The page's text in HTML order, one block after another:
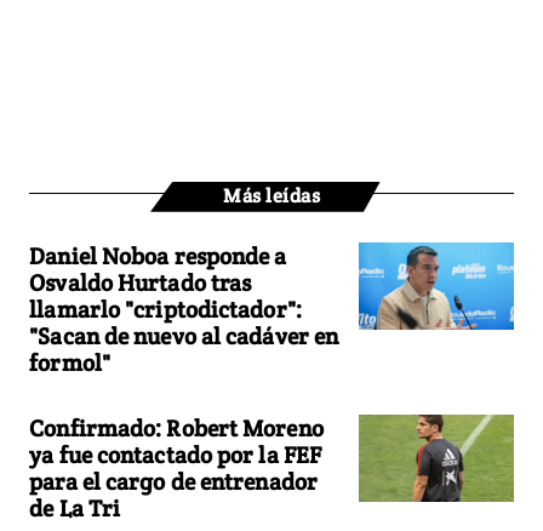
Más leídas
Daniel Noboa responde a
Osvaldo Hurtado tras
llamarlo "criptodictador":
"Sacan de nuevo al cadáver en
formol"
Confirmado: Robert Moreno
ya fue contactado por la FEF
para el cargo de entrenador
de La Tri